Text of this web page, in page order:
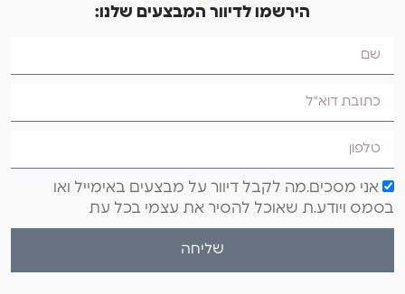
הירשמו לדיוור המבצעים שלנו:
אני מסכים.מה לקבל דיוור על מבצעים באימייל ואו
בסמס ויודע.ת שאוכל להסיר את עצמי בכל עת
שליחה